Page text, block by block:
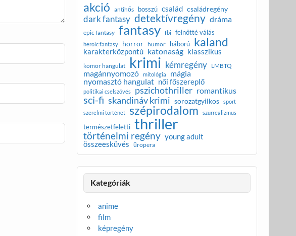
akció antihős bosszú család családregény
dark fantasy detektívregény dráma
epic fantasy fantasy fbi felnőtté válás
heroic fantasy horror humor háború kaland
karakterközpontú katonaság klasszikus
komor hangulat krimi kémregény LMBTQ
magánnyomozó mitológia mágia
nyomasztó hangulat női főszereplő
politikai cselszövés pszichothriller romantikus
sci-fi skandináv krimi sorozatgyilkos
sport
szerelmi történet
szépirodalom szürrealizmus
természetfeletti thriller
történelmi regény young adult
összeesküvés
űropera
Kategóriák
anime
film
képregény